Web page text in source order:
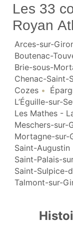
Les 33
Royan
Arces-sur-
Boutenac-
Brie-sous-
Chenac-Saint-
Cozes
L’Éguille-sur-
Les Mathes -
Meschers-sur-
Mortagne-sur-
Saint-Augustin
Saint-Palais-
Saint-Sulpice-
Talmont-sur-